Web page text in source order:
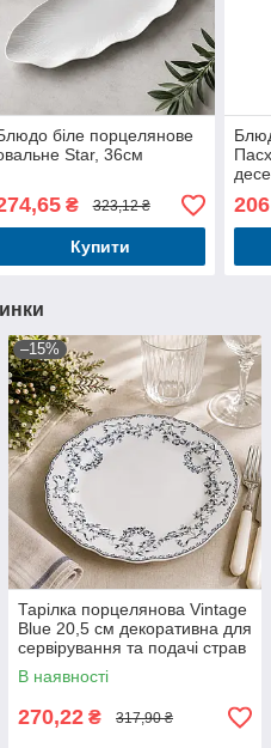
біле порцелянове
Star, 36см
₴ 323,12 ₴
Купити
–15%
Тарілка порцелянова Vintage
Blue 20,5 см декоративна для
сервірування та подачі страв
В наявності
270,22 ₴ 317,90 ₴